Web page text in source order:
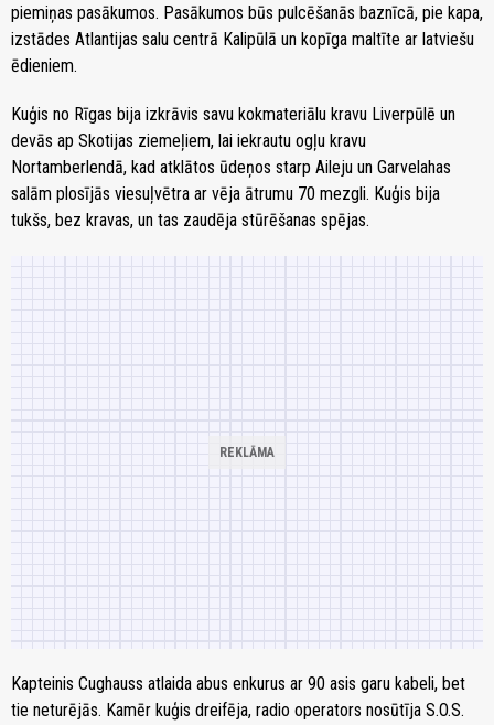
piemiņas pasākumos. Pasākumos būs pulcēšanās baznīcā, pie kapa,
izstādes Atlantijas salu centrā Kalipūlā un kopīga maltīte ar latviešu
ēdieniem.
Kuģis no Rīgas bija izkrāvis savu kokmateriālu kravu Liverpūlē un
devās ap Skotijas ziemeļiem, lai iekrautu ogļu kravu
Nortamberlendā, kad atklātos ūdeņos starp Aileju un Garvelahas
salām plosījās viesuļvētra ar vēja ātrumu 70 mezgli. Kuģis bija
tukšs, bez kravas, un tas zaudēja stūrēšanas spējas.
Kapteinis Cughauss atlaida abus enkurus ar 90 asis garu kabeli, bet
tie neturējās. Kamēr kuģis dreifēja, radio operators nosūtīja S.O.S.